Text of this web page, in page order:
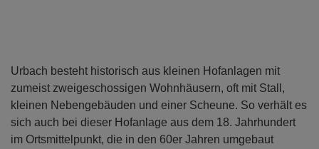
Urbach besteht historisch aus kleinen Hofanlagen mit
zumeist zweigeschossigen Wohnhäusern, oft mit Stall,
kleinen Nebengebäuden und einer Scheune. So verhält es
sich auch bei dieser Hofanlage aus dem 18. Jahrhundert
im Ortsmittelpunkt, die in den 60er Jahren umgebaut